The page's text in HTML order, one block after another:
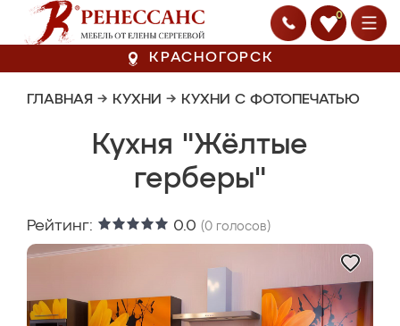
0
КРАСНОГОРСК
ГЛАВНАЯ → КУХНИ → КУХНИ С ФОТОПЕЧАТЬЮ
Кухня "Жёлтые
герберы"
Рейтинг: 0.0 (0 голосов)